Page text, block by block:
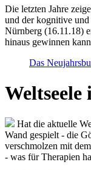
Die letzten Jahre
und der kognitive und
Nürnberg (16.11.18)
hinaus gewinnen
Das
Weltseele
Hat die aktuelle
Wand gespielt - die
verschmolzen mit
- was für Therapien